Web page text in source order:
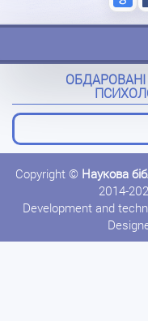
ОБДАРОВАНІ
Copyright © Наукова
2014-
Development and